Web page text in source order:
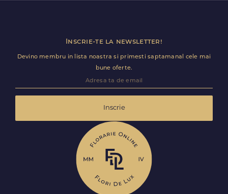
Inscrie-te la newsletter!
Devino membru in lista noastra si primesti saptamanal cele mai
bune oferte.
Inscrie